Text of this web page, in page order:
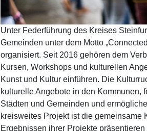
Unter Federführung des Kreises
Gemeinden unter dem Motto
organisiert. Seit 2016 gehören dem
Kursen, Workshops und kulturellen
Kunst und Kultur einführen. Die
kulturelle Angebote in den Kommunen,
Städten und Gemeinden und
kreisweites Projekt ist die gemeinsame
Ergebnissen ihrer Projekte